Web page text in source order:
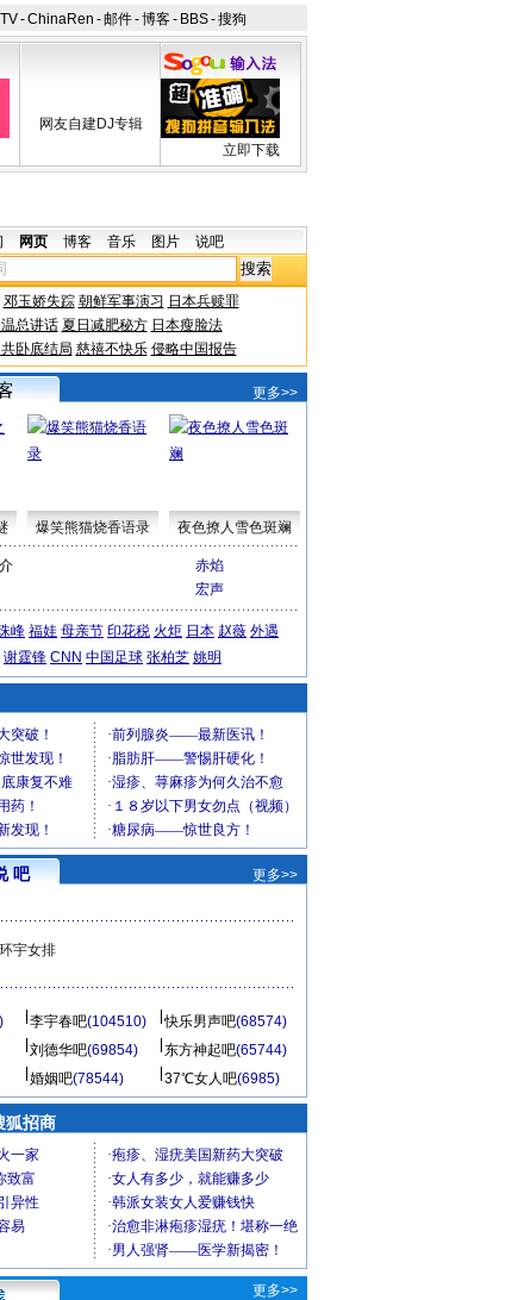
TV-ChinaRen -邮件-博客- BBS-搜狗
网友自建DJ专辑
立即下载
网页 博客 音乐 图片 说吧
邓玉娇失踪 朝鲜军事演习 日本兵赎罪
总讲话 夏日减肥秘方 日本瘦脸法
卧底结局 慈禧不快乐 侵略中国报告
更多>>
爆笑熊猫烧香语录 夜色撩人雪色斑斓
赤焰
宏声
峰 福娃 母亲节 印花税 火炬 日本 赵薇 外遇
谢霆锋 CNN 中国足球 张柏芝 姚明
吧 更多>>
环宇女排
李宇春吧(104510) 快乐男声吧(68574)
刘德华吧(69854) 东方神起吧(65744)
婚姻吧(78544) 37℃女人吧(6985)
狐招商
更多>>